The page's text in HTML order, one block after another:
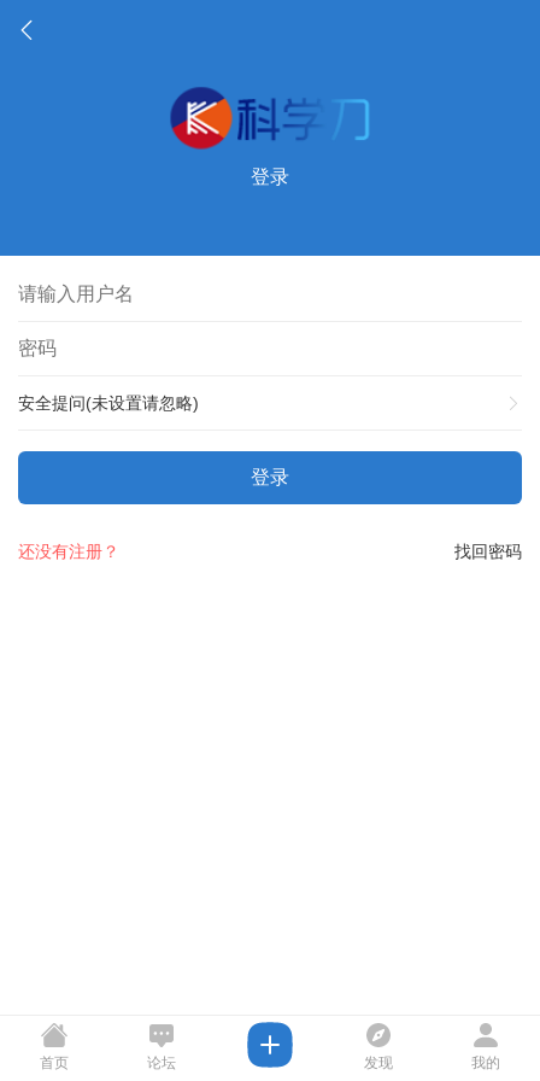
登录
安全提问(未设置请忽略)
登录
找回密码
还没有注册？
首页 论坛 发现 我的